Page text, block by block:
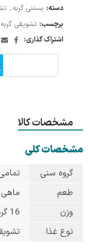
دسته: بستنی گربه,
برچسب: تشویقی گربه
اشتراک گذاری:
مشخصات کالا
مشخصات کلی
گروه سنی
طعم
وزن
16 گرم
نوع غذا